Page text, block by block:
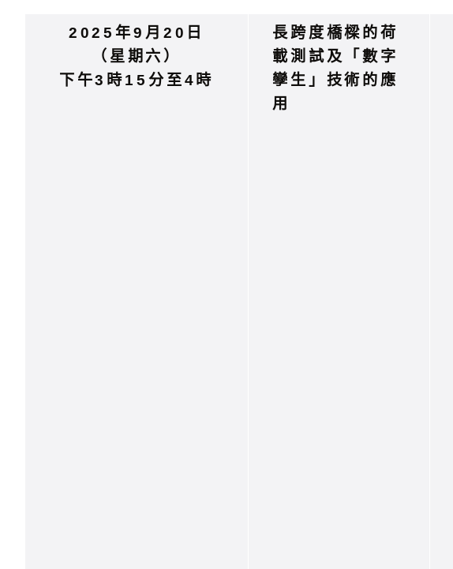
2025年9月20日
（星期六）
下午3時15分至4時
長跨度橋樑的荷
載測試及「數字
孿生」技術的應
用